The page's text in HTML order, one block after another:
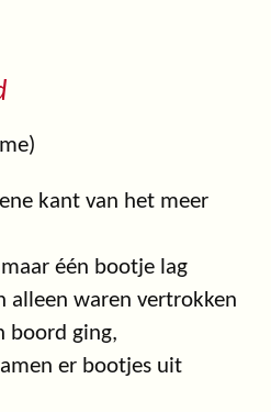
kant van het meer
één bootje lag
alleen waren vertrokken
boord ging,
er bootjes uit